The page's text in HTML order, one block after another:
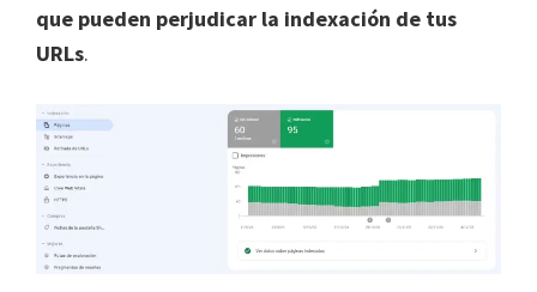
que pueden perjudicar la indexación de tus
URLs.